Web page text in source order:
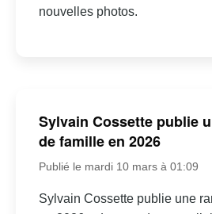
nouvelles photos.
Sylvain Cossette publie
de famille en 2026
Publié le mardi 10 mars à 01:09
Sylvain Cossette publie une